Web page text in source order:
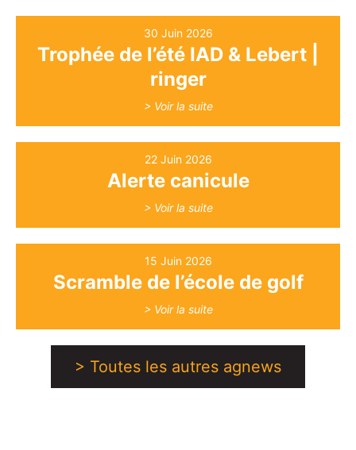
30 Juin 2026
Trophée de l’été IAD & Lebert |
ringer
> Voir la suite
22 Juin 2026
Alerte canicule
> Voir la suite
15 Juin 2026
Scramble de l’école de golf
> Voir la suite
> Toutes les autres agnews